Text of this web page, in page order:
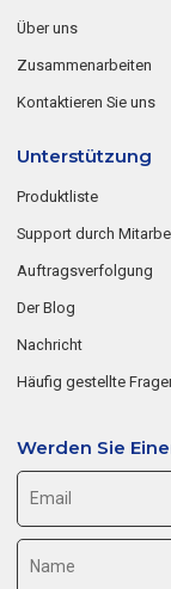
Über uns
Zusammenarbeiten
Kontaktieren Sie uns
Unterstützung
Produktliste
Support durch
Auftragsverfolgung
Der Blog
Nachricht
Häufig gestellte
Werden Sie